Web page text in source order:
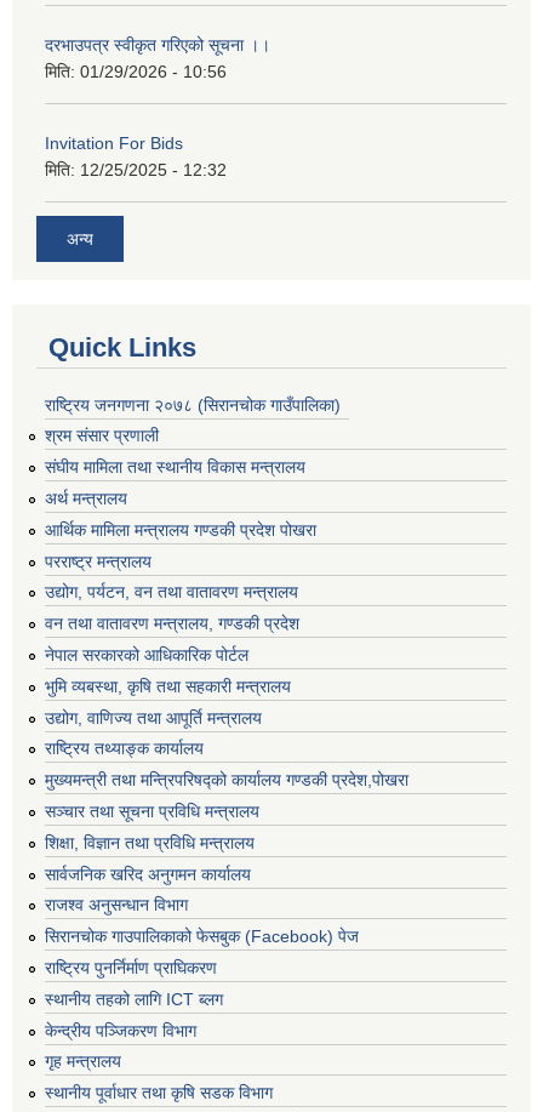
दरभाउपत्र स्वीकृत गरिएको सूचना ।।
मिति: 01/29/2026 - 10:56
Invitation For Bids
मिति: 12/25/2025 - 12:32
अन्य
Quick Links
राष्ट्रिय जनगणना २०७८ (सिरानचोक गाउँपालिका)
श्रम संसार प्रणाली
संघीय मामिला तथा स्थानीय विकास मन्त्रालय
अर्थ मन्त्रालय
आर्थिक मामिला मन्त्रालय गण्डकी प्रदेश पोखरा
परराष्ट्र मन्त्रालय
उद्योग, पर्यटन, वन तथा वातावरण मन्त्रालय
वन तथा वातावरण मन्त्रालय, गण्डकी प्रदेश
नेपाल सरकारको आधिकारिक पोर्टल
भुमि व्यबस्था, कृषि तथा सहकारी मन्त्रालय
उद्योग, वाणिज्य तथा आपूर्ति मन्त्रालय
राष्ट्रिय तथ्याङ्क कार्यालय
मुख्यमन्त्री तथा मन्त्रिपरिषद्को कार्यालय गण्डकी प्रदेश,पोखरा
सञ्‍चार तथा सूचना प्रविधि मन्त्रालय
शिक्षा, विज्ञान तथा प्रविधि मन्त्रालय
सार्वजनिक खरिद अनुगमन कार्यालय
राजश्व अनुसन्धान विभाग
सिरानचोक गाउपालिकाको फेसबुक (Facebook) पेज
राष्ट्रिय पुनर्निर्माण प्राघिकरण
स्थानीय तहको लागि ICT ब्लग
केन्द्रीय पञ्जिकरण विभाग
गृह मन्त्रालय
स्थानीय पूर्वाधार तथा कृषि सडक विभाग